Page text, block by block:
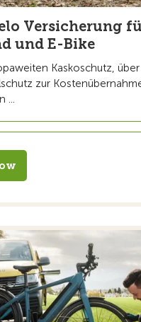
Versicherung
und E-Bike
Kaskoschutz, über
zur
...